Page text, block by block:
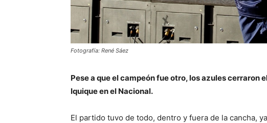
Fotografía: René Sáez
Pese a que el campeón fue otro, los azules cerraron
Iquique en el Nacional.
El partido tuvo de todo, dentro y fuera de la cancha,